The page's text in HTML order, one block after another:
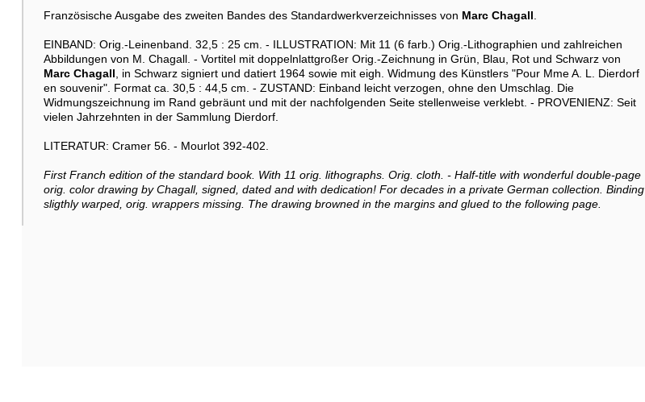
Französische Ausgabe des zweiten Bandes des Standardwerkverzeichnisses von Marc Chagall.
EINBAND: Orig.-Leinenband. 32,5 : 25 cm. - ILLUSTRATION: Mit 11 (6 farb.) Orig.-Lithographien und zahlreichen
Abbildungen von M. Chagall. - Vortitel mit doppelnlattgroßer Orig.-Zeichnung in Grün, Blau, Rot und Schwarz von
Marc Chagall, in Schwarz signiert und datiert 1964 sowie mit eigh. Widmung des Künstlers "Pour Mme A. L. Dierdorf
en souvenir". Format ca. 30,5 : 44,5 cm. - ZUSTAND: Einband leicht verzogen, ohne den Umschlag. Die
Widmungszeichnung im Rand gebräunt und mit der nachfolgenden Seite stellenweise verklebt. - PROVENIENZ: Seit
vielen Jahrzehnten in der Sammlung Dierdorf.
LITERATUR: Cramer 56. - Mourlot 392-402.
First Franch edition of the standard book. With 11 orig. lithographs. Orig. cloth. - Half-title with wonderful double-page
orig. color drawing by Chagall, signed, dated and with dedication! For decades in a private German collection. Binding
sligthly warped, orig. wrappers missing. The drawing browned in the margins and glued to the following page.